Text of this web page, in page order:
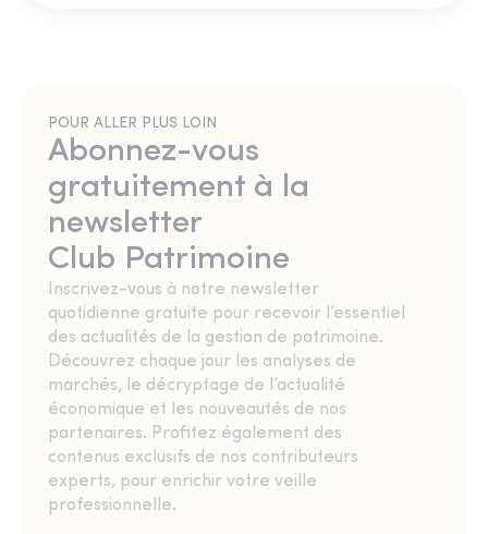
POUR ALLER PLUS LOIN
Abonnez-vous
gratuitement à la
newsletter
Club Patrimoine
Inscrivez-vous à notre newsletter
quotidienne gratuite pour recevoir l’essentiel
des actualités de la gestion de patrimoine.
Découvrez chaque jour les analyses de
marchés, le décryptage de l’actualité
économique et les nouveautés de nos
partenaires. Profitez également des
contenus exclusifs de nos contributeurs
experts, pour enrichir votre veille
professionnelle.